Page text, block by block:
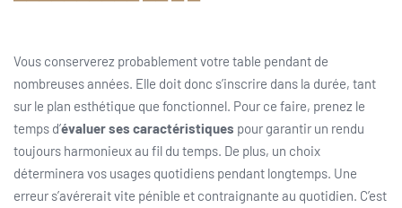
Vous conserverez probablement votre table pendant de
nombreuses années. Elle doit donc s’inscrire dans la durée, tant
sur le plan esthétique que fonctionnel. Pour ce faire, prenez le
temps d’évaluer ses caractéristiques pour garantir un rendu
toujours harmonieux au fil du temps. De plus, un choix
déterminera vos usages quotidiens pendant longtemps. Une
erreur s’avérerait vite pénible et contraignante au quotidien. C’est